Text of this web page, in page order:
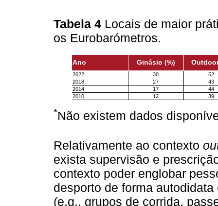
Tabela 4 Locais de maior
os Eurobarómetros.
Ano Ginásio (%)
2022 30
52
2018
27
43
2014
17
44
2010
12 39
*Não existem dados
Relativamente ao contexto
exista supervisão e
contexto poder englobar
desporto de forma
(e.g., grupos de corrida,